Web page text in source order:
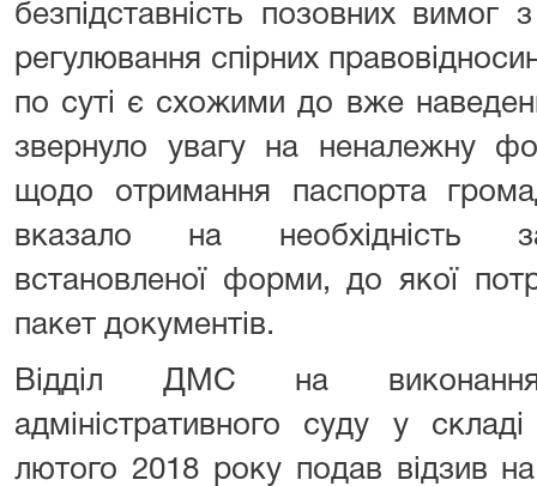
безпідставність позовних
регулювання спірних
по суті є схожими до вже
звернуло увагу на неналежну
щодо отримання паспорта
вказало на необхідність
встановленої форми, до якої
пакет документів.
Відділ ДМС на виконання
адміністративного суду у
лютого 2018 року подав відзив